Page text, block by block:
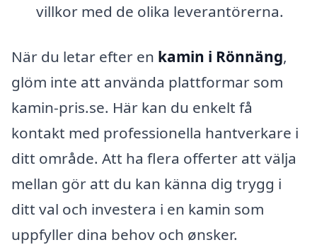
villkor med de olika leverantörerna.
När du letar efter en kamin i Rönnäng,
glöm inte att använda plattformar som
kamin-pris.se. Här kan du enkelt få
kontakt med professionella hantverkare i
ditt område. Att ha flera offerter att välja
mellan gör att du kan känna dig trygg i
ditt val och investera i en kamin som
uppfyller dina behov och ønsker.